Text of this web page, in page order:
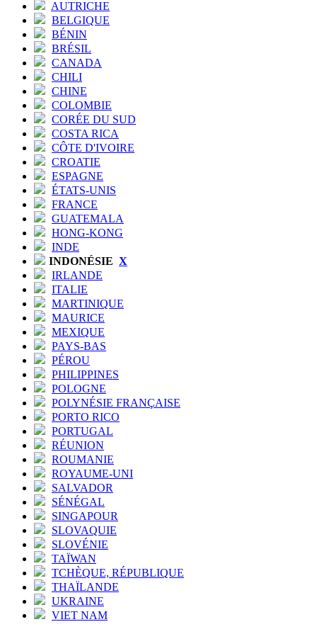
AUTRICHE
BELGIQUE
BÉNIN
BRÉSIL
CANADA
CHILI
CHINE
COLOMBIE
CORÉE DU SUD
COSTA RICA
CÔTE D'IVOIRE
CROATIE
ESPAGNE
ÉTATS-UNIS
FRANCE
GUATEMALA
HONG-KONG
INDE
INDONÉSIE X
IRLANDE
ITALIE
MARTINIQUE
MAURICE
MEXIQUE
PAYS-BAS
PÉROU
PHILIPPINES
POLOGNE
POLYNÉSIE FRANÇAISE
PORTO RICO
PORTUGAL
RÉUNION
ROUMANIE
ROYAUME-UNI
SALVADOR
SÉNÉGAL
SINGAPOUR
SLOVAQUIE
SLOVÉNIE
TAÏWAN
TCHÈQUE, RÉPUBLIQUE
THAÏLANDE
UKRAINE
VIET NAM